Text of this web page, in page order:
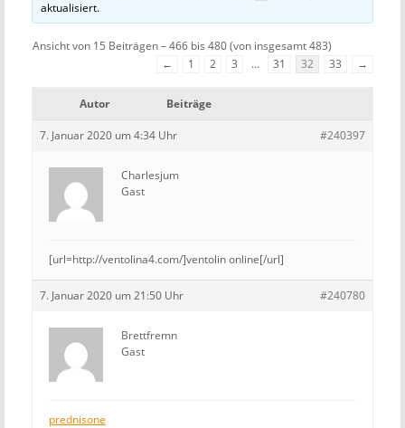
aktualisiert.
Ansicht von 15 Beiträgen – 466 bis 480 (von insgesamt 483)
←
1 2 3 … 31 32 33 →
Autor Beiträge
7. Januar 2020 um 4:34 Uhr #240397
Charlesjum
Gast
[url=http://ventolina4.com/]ventolin online[/url]
7. Januar 2020 um 21:50 Uhr #240780
Brettfremn
Gast
prednisone